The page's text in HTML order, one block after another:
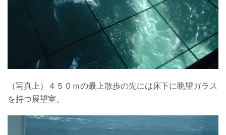
（写真上）４５０ｍの最上散歩の先には床下に眺望ガラス
を持つ展望室。